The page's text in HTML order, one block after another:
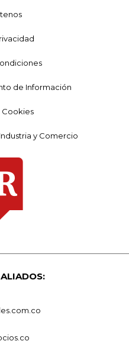
de Información
Cookies
y Comercio